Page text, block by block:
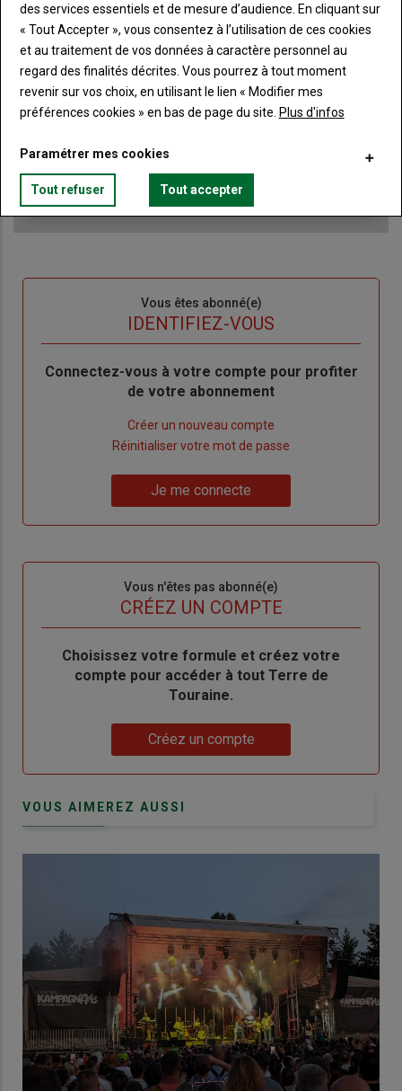
Lien JE M'ABONNE
Liste
à
Accédez à tous les articles du site Terre de Touraine
Consultez le journal Terre de Touraine au format
Ne manquez aucune information grâce à la
Vous êtes abonné(e)
IDENTIFIEZ-VOUS
Body
Connectez-vous à votre compte pour profiter
de votre abonnement
Créer un nouveau compte
de
Réinitialiser votre mot de passe
me
Je me connecte
Vous n'êtes pas abonné(e)
CRÉEZ UN COMPTE
BodyChoisissez votre formule et créez votre
compte pour accéder à tout Terre de
Touraine.
Créez un compte
VOUS AIMEREZ AUSSI
des services essentiels et de mesure d’audience. En cliquant sur
« Tout Accepter », vous consentez à l’utilisation de ces cookies
et au traitement de vos données à caractère personnel au
regard des finalités décrites. Vous pourrez à tout moment
revenir sur vos choix, en utilisant le lien « Modifier mes
préférences cookies » en bas de page du site. Plus d'infos
Paramétrer mes cookies
Tout refuser Tout accepter